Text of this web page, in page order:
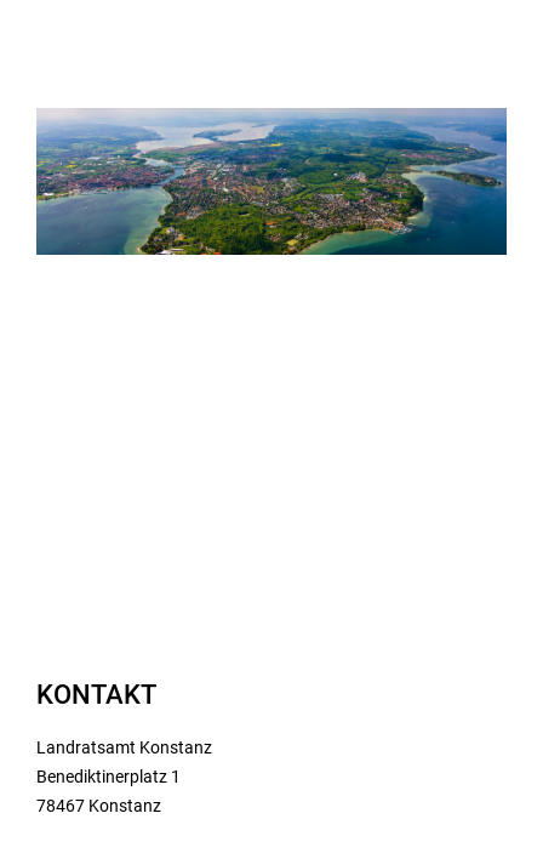
KONTAKT
Landratsamt Konstanz
Benediktinerplatz 1
78467 Konstanz